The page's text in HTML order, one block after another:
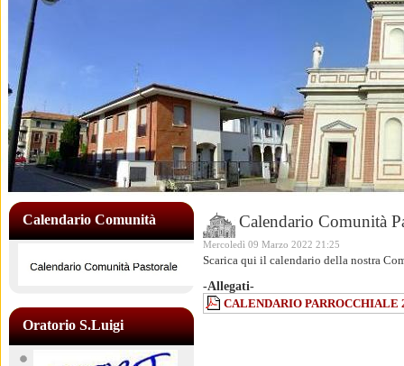
Calendario Comunità
Oratorio S.Luigi
Calendario Comunità
Mercoledì 09 Marzo 2022 21:25
Scarica qui il calendario della nostra
-Allegati-
CALENDARIO PARROCCHIALE